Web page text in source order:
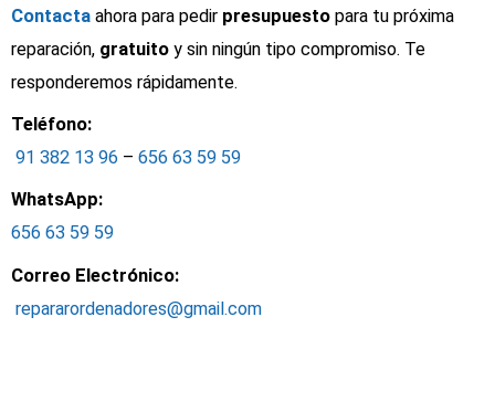
Contacta ahora para pedir presupuesto para tu próxima
reparación, gratuito y sin ningún tipo compromiso. Te
responderemos rápidamente.
Teléfono:
91 382 13 96 – 656 63 59 59
WhatsApp:
656 63 59 59
Correo Electrónico:
repararordenadores@gmail.com